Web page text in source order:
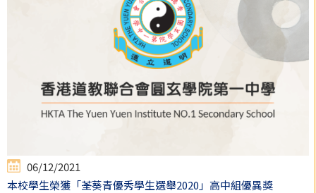
06/12/2021
本校學生榮獲「荃葵青優秀學生選舉2020」高中組優異獎